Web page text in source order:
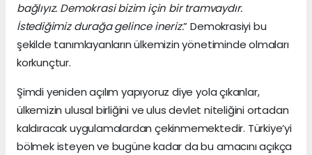
bağlıyız. Demokrasi bizim için bir tramvaydır.
İstediğimiz durağa gelince ineriz.” Demokrasiyi bu
şekilde tanımlayanların ülkemizin yönetiminde olmaları
korkunçtur.
Şimdi yeniden açılım yapıyoruz diye yola çıkanlar,
ülkemizin ulusal birliğini ve ulus devlet niteliğini ortadan
kaldıracak uygulamalardan çekinmemektedir. Türkiye’yi
bölmek isteyen ve bugüne kadar da bu amacını açıkça